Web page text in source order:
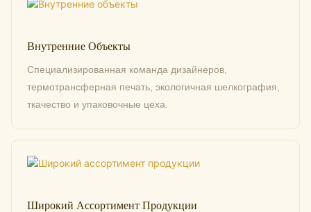
Внутренние Объекты
Специализированная команда дизайнеров,
термотрансферная печать, экологичная шелкография,
ткачество и упаковочные цеха.
Широкий Ассортимент Продукции